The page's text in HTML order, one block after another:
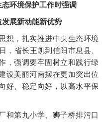
环境保护工作时强调
展新动能新优势
，扎实推进中央生态环境
，省长王凯到信阳市息县、
，强调要牢固树立和践行绿
设美丽河南摆在更加突出位
好、稳定向好，以高水平保
第九小学、狮子桥排污口